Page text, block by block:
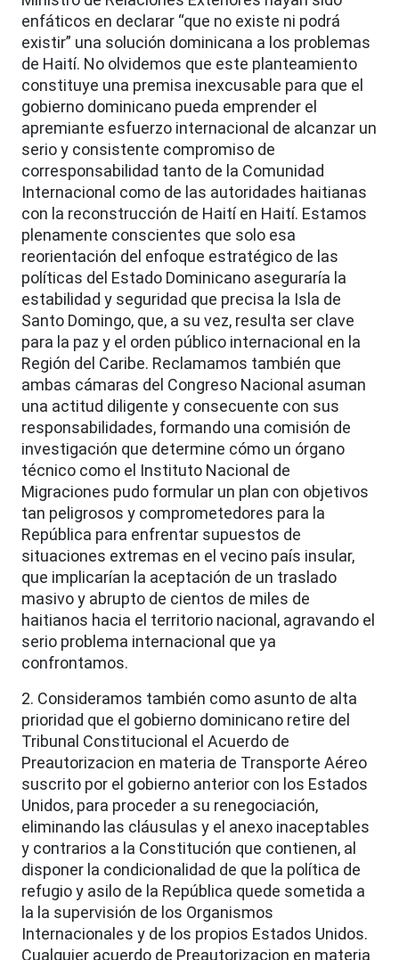
enfáticos en declarar “que no existe ni podrá
existir” una solución dominicana a los problemas
de Haití. No olvidemos que este planteamiento
constituye una premisa inexcusable para que el
gobierno dominicano pueda emprender el
apremiante esfuerzo internacional de alcanzar un
serio y consistente compromiso de
corresponsabilidad tanto de la Comunidad
Internacional como de las autoridades haitianas
con la reconstrucción de Haití en Haití. Estamos
plenamente conscientes que solo esa
reorientación del enfoque estratégico de las
políticas del Estado Dominicano aseguraría la
estabilidad y seguridad que precisa la Isla de
Santo Domingo, que, a su vez, resulta ser clave
para la paz y el orden público internacional en la
Región del Caribe. Reclamamos también que
ambas cámaras del Congreso Nacional asuman
una actitud diligente y consecuente con sus
responsabilidades, formando una comisión de
investigación que determine cómo un órgano
técnico como el Instituto Nacional de
Migraciones pudo formular un plan con objetivos
tan peligrosos y comprometedores para la
República para enfrentar supuestos de
situaciones extremas en el vecino país insular,
que implicarían la aceptación de un traslado
masivo y abrupto de cientos de miles de
haitianos hacia el territorio nacional, agravando el
serio problema internacional que ya
confrontamos.
2. Consideramos también como asunto de alta
prioridad que el gobierno dominicano retire del
Tribunal Constitucional el Acuerdo de
Preautorizacion en materia de Transporte Aéreo
suscrito por el gobierno anterior con los Estados
Unidos, para proceder a su renegociación,
eliminando las cláusulas y el anexo inaceptables
y contrarios a la Constitución que contienen, al
disponer la condicionalidad de que la política de
refugio y asilo de la República quede sometida a
la la supervisión de los Organismos
Internacionales y de los propios Estados Unidos.
Cualquier acuerdo de Preautorizacion en materia